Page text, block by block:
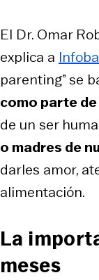
El Dr. Omar
explica a
parenting”se
como parte
de un ser
o madres de
darles amor,
alimentación.
La
meses